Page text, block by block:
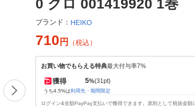
0 クロ 001419920 1巻
ブランド： HEIKO
710 円 （税込）
お買い物でもらえる特典最大付与率7%
獲得 5%(31pt)
うち4.5%は利用先・期間限定
ログイン&全額PayPay支払いで獲得できます。原則として税抜金額